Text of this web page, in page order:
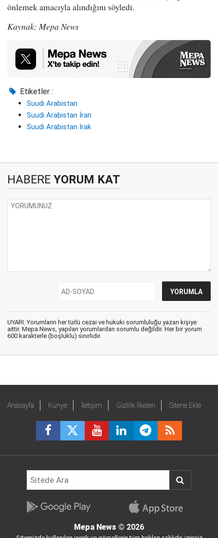
önlemek amacıyla alındığını söyledi.
Kaynak: Mepa News
Etiketler :
Suudi Arabistan
Suudi Arabistan İran
Suudi Arabistan Irak
HABERE YORUM KAT
UYARI: Yorumların her türlü cezai ve hukuki sorumluluğu yazan kişiye
aittir. Mepa News, yapılan yorumlardan sorumlu değildir. Her bir yorum
600 karakterle (boşluklu) sınırlıdır.
Anasayfa Künye İletişim Gizlilik İlkeleri Sitene Ekle
Mepa News © 2026